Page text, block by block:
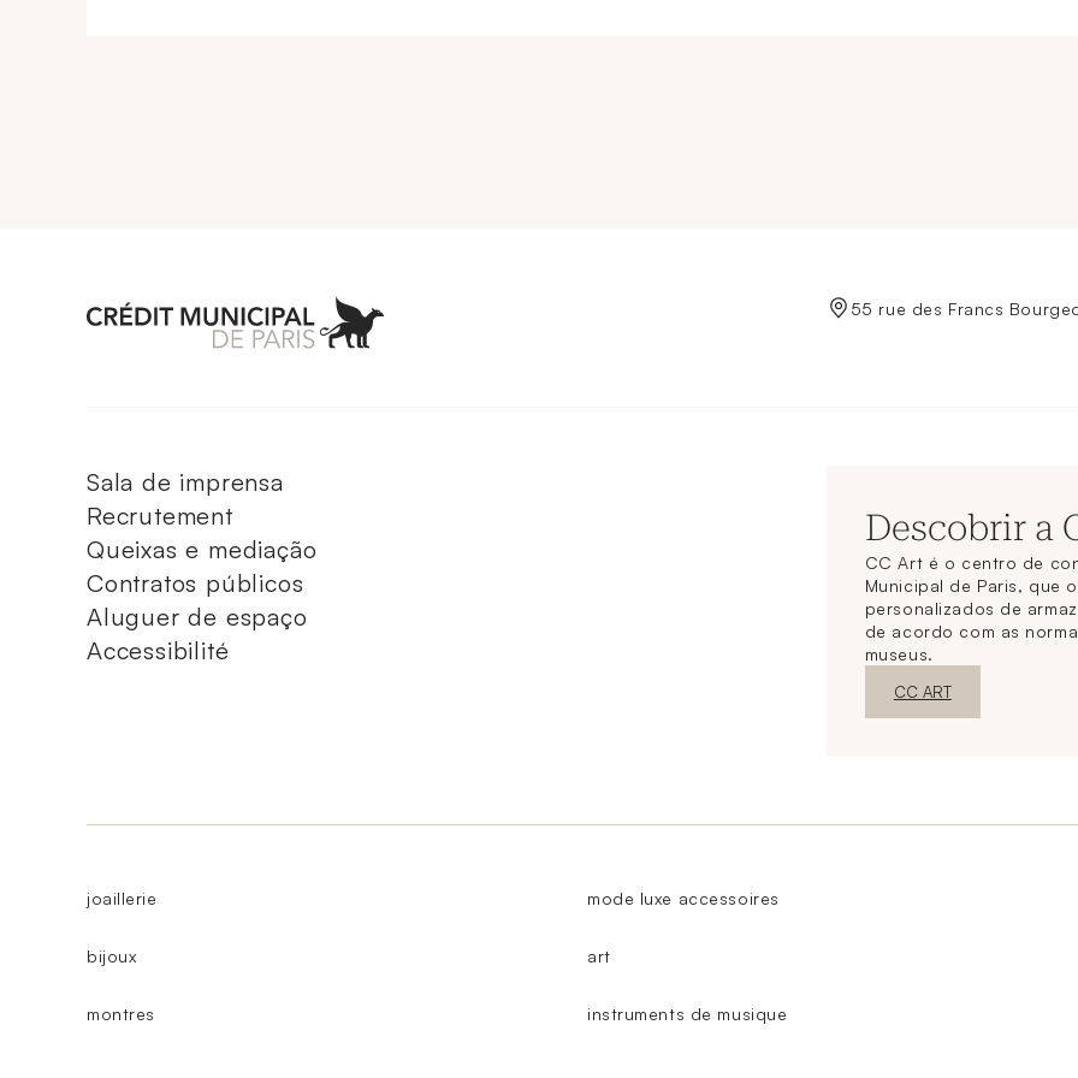
Aller à l'accueil de Crédit Municipal de Paris 55 rue des Francs
Sala de imprensa
Recrutement
Queixas e mediação
Contratos públicos
Aluguer de espaço
Accessibilité
Descobrir a
CC Art é o centro de
Municipal de Paris, que
personalizados de
de acordo com as
museus.
Nova janelaDescubra o
CC ART
joaillerie
bijoux
montres
mode luxe accessoires
art
instruments de musique